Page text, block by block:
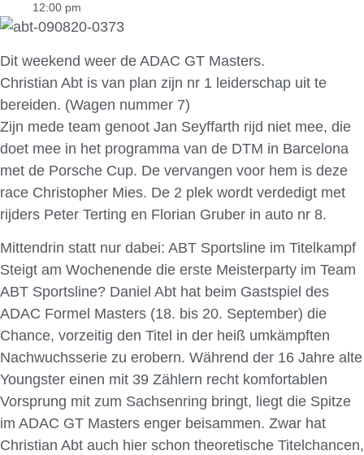
12:00 pm
Dit weekend weer de ADAC GT Masters.
Christian Abt is van plan zijn nr 1 leiderschap uit te
bereiden. (Wagen nummer 7)
Zijn mede team genoot Jan Seyffarth rijd niet mee, die
doet mee in het programma van de DTM in Barcelona
met de Porsche Cup. De vervangen voor hem is deze
race Christopher Mies. De 2 plek wordt verdedigt met
rijders Peter Terting en Florian Gruber in auto nr 8.
Mittendrin statt nur dabei: ABT Sportsline im Titelkampf
Steigt am Wochenende die erste Meisterparty im Team
ABT Sportsline? Daniel Abt hat beim Gastspiel des
ADAC Formel Masters (18. bis 20. September) die
Chance, vorzeitig den Titel in der heiß umkämpften
Nachwuchsserie zu erobern. Während der 16 Jahre alte
Youngster einen mit 39 Zählern recht komfortablen
Vorsprung mit zum Sachsenring bringt, liegt die Spitze
im ADAC GT Masters enger beisammen. Zwar hat
Christian Abt auch hier schon theoretische Titelchancen,